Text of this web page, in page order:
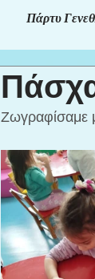
Πάρτυ
Ζωγραφίσαμε